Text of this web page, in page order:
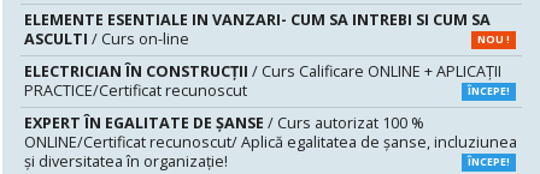
ELEMENTE ESENTIALE IN VANZARI- CUM SA INTREBI SI CUM SA
ASCULTI / Curs on-line NOU !
ELECTRICIAN ÎN CONSTRUCȚII / Curs Calificare ONLINE + APLICAȚII
PRACTICE/Certificat recunoscut
ÎNCEPE!
EXPERT ÎN EGALITATE DE ȘANSE / Curs autorizat 100 %
ONLINE/Certificat recunoscut/ Aplică egalitatea de șanse, incluziunea
și diversitatea în organizație!
ÎNCEPE!